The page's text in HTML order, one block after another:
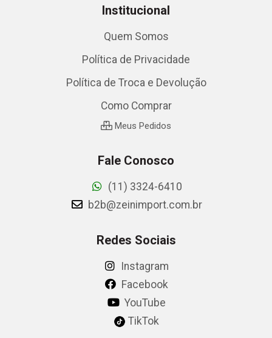
Institucional
Quem Somos
Política de Privacidade
Política de Troca e Devolução
Como Comprar
Meus Pedidos
Fale Conosco
(11) 3324-6410
b2b@zeinimport.com.br
Redes Sociais
Instagram
Facebook
YouTube
TikTok